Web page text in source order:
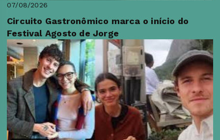
07/08/2026
Circuito Gastronômico marca o início do
Festival Agosto de Jorge